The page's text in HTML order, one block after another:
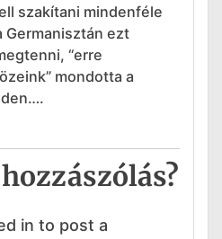
szakítani mindenféle
Germanisztán ezt
“erre
mondotta a
in to post a